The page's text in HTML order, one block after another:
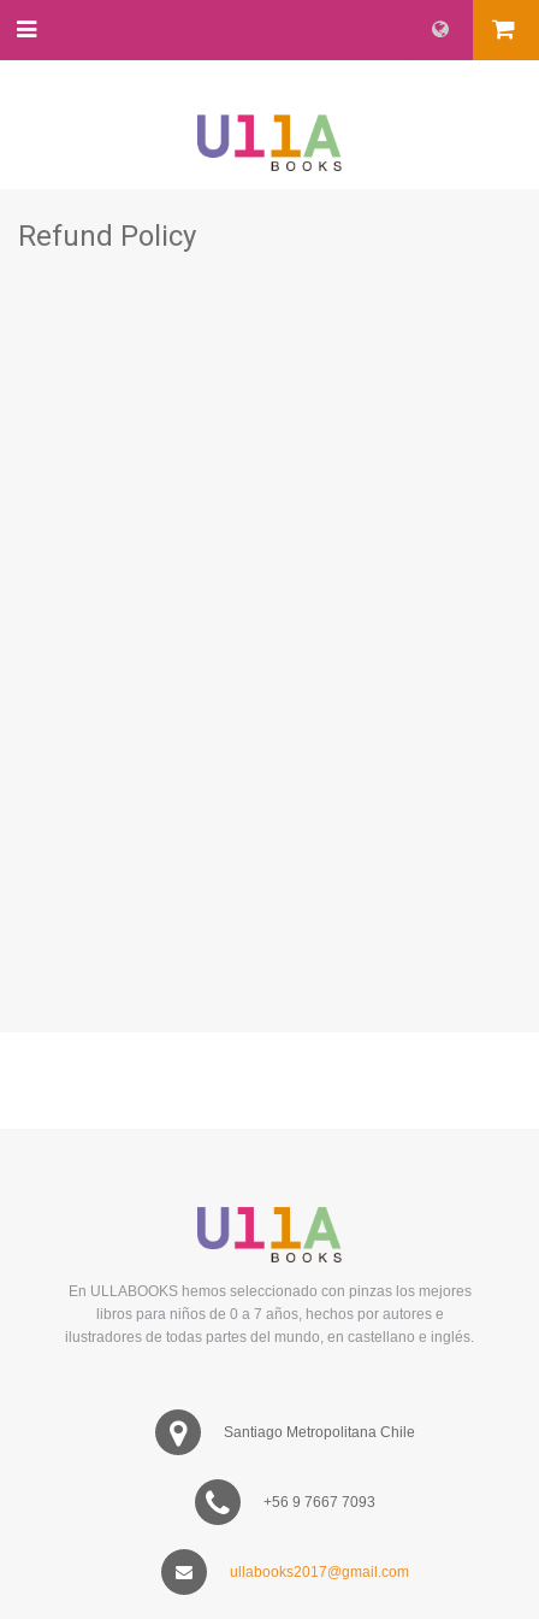
Refund Policy
En ULLABOOKS hemos seleccionado con pinzas los mejores
libros para niños de 0 a 7 años, hechos por autores e
ilustradores de todas partes del mundo, en castellano e inglés.
Santiago Metropolitana Chile
+56 9 7667 7093
ullabooks2017@gmail.com